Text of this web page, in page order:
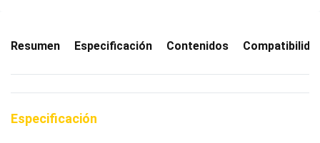
Resumen Especificación Contenidos
Especificación